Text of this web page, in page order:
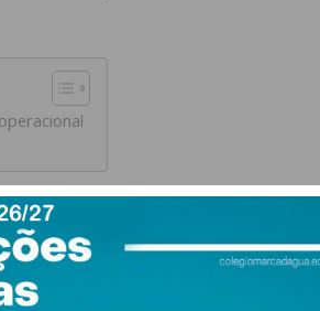
referência multibanco é, atualmente,
que os cidadãos de Paços de